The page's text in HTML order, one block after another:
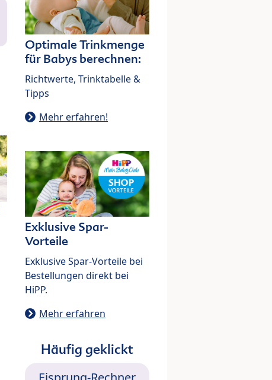
Optimale Trinkmenge
für Babys berechnen:
Richtwerte, Trinktabelle &
Tipps
Mehr erfahren!
Exklusive Spar-
Vorteile
Exklusive Spar-Vorteile bei
Bestellungen direkt bei
HiPP.
Mehr erfahren
Häufig geklickt